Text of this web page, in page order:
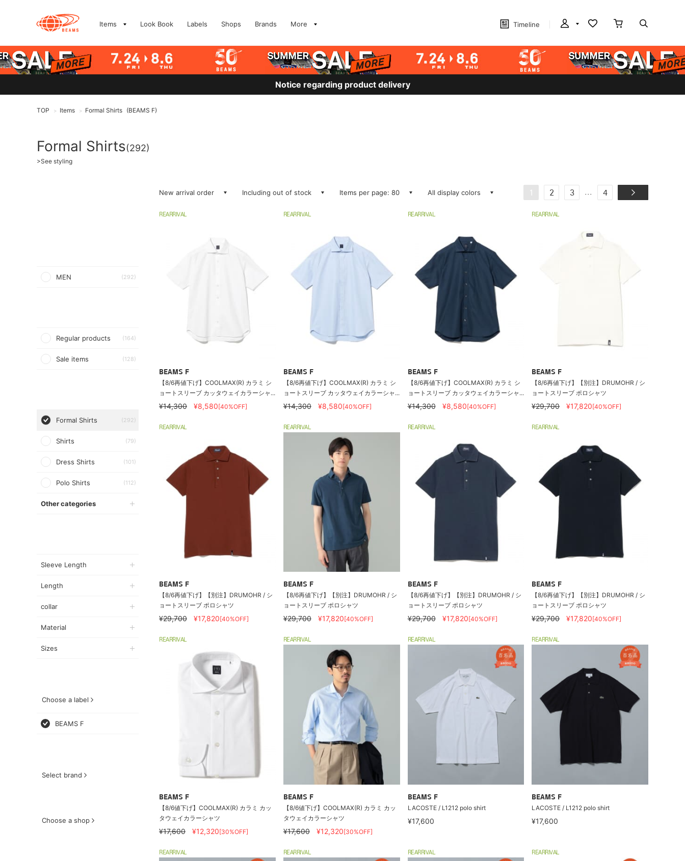
Items Look Book Labels Shops Brands More Timeline
Notice regarding product delivery
TOP > Items > Formal Shirts (BEAMS F)
Formal Shirts(292)
>See styling
MEN (292)
Regular products (164)
Sale items (128)
Formal Shirts (292)
Shirts (79)
Dress Shirts (101)
Polo Shirts (112)
Other categories
Sleeve Length
Length
collar
Material
Sizes
Choose a label
BEAMS F
Select brand
Choose a shop
New arrival order Including out of stock Items per page: 80 All display colors 1 2 3 ... 4
REARRIVAL
BEAMS F
【8/6再値下げ】COOLMAX(R) カラミ シ
ョートスリーブ カッタウェイカラーシャ...
¥14,300 ¥8,580[40%OFF]
REARRIVAL
BEAMS F
【8/6再値下げ】COOLMAX(R) カラミ シ
ョートスリーブ カッタウェイカラーシャ...
¥14,300 ¥8,580[40%OFF]
REARRIVAL
BEAMS F
【8/6再値下げ】COOLMAX(R) カラミ シ
ョートスリーブ カッタウェイカラーシャ...
¥14,300 ¥8,580[40%OFF]
REARRIVAL
BEAMS F
【8/6再値下げ】【別注】DRUMOHR / シ
ョートスリーブ ポロシャツ
¥29,700 ¥17,820[40%OFF]
REARRIVAL
BEAMS F
【8/6再値下げ】【別注】DRUMOHR / シ
ョートスリーブ ポロシャツ
¥29,700 ¥17,820[40%OFF]
REARRIVAL
BEAMS F
【8/6再値下げ】【別注】DRUMOHR / シ
ョートスリーブ ポロシャツ
¥29,700 ¥17,820[40%OFF]
REARRIVAL
BEAMS F
【8/6再値下げ】【別注】DRUMOHR / シ
ョートスリーブ ポロシャツ
¥29,700 ¥17,820[40%OFF]
REARRIVAL
BEAMS F
【8/6再値下げ】【別注】DRUMOHR / シ
ョートスリーブ ポロシャツ
¥29,700 ¥17,820[40%OFF]
REARRIVAL
BEAMS F
【8/6値下げ】COOLMAX(R) カラミ カッ
タウェイカラーシャツ
¥17,600 ¥12,320[30%OFF]
REARRIVAL
BEAMS F
【8/6値下げ】COOLMAX(R) カラミ カッ
タウェイカラーシャツ
¥17,600 ¥12,320[30%OFF]
REARRIVAL
BEAMS F
LACOSTE / L1212 polo shirt
¥17,600
REARRIVAL
BEAMS F
LACOSTE / L1212 polo shirt
¥17,600
REARRIVAL REARRIVAL REARRIVAL REARRIVAL